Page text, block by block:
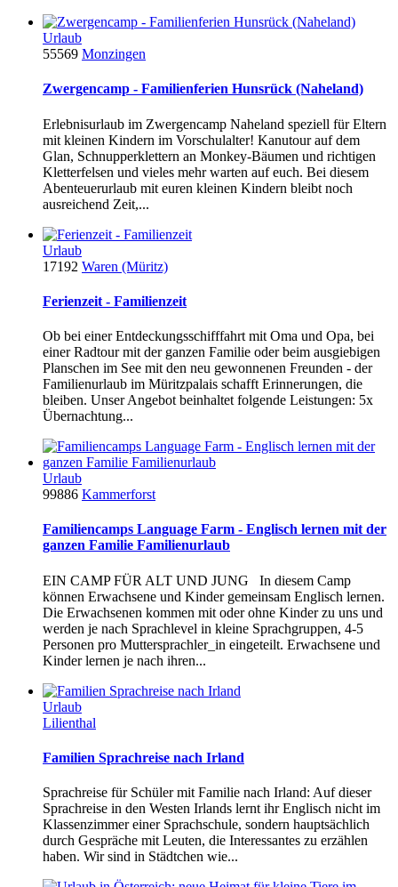
Urlaub
55569 Monzingen
Zwergencamp - Familienferien Hunsrück (Naheland)
Erlebnisurlaub im Zwergencamp Naheland speziell für Eltern
mit kleinen Kindern im Vorschulalter! Kanutour auf dem
Glan, Schnupperklettern an Monkey-Bäumen und richtigen
Kletterfelsen und vieles mehr warten auf euch. Bei diesem
Abenteuerurlaub mit euren kleinen Kindern bleibt noch
ausreichend Zeit,...
Urlaub
17192 Waren (Müritz)
Ferienzeit - Familienzeit
Ob bei einer Entdeckungsschifffahrt mit Oma und Opa, bei
einer Radtour mit der ganzen Familie oder beim ausgiebigen
Planschen im See mit den neu gewonnenen Freunden - der
Familienurlaub im Müritzpalais schafft Erinnerungen, die
bleiben. Unser Angebot beinhaltet folgende Leistungen: 5x
Übernachtung...
Urlaub
99886 Kammerforst
Familiencamps Language Farm - Englisch lernen mit der
ganzen Familie Familienurlaub
EIN CAMP FÜR ALT UND JUNG In diesem Camp
können Erwachsene und Kinder gemeinsam Englisch lernen.
Die Erwachsenen kommen mit oder ohne Kinder zu uns und
werden je nach Sprachlevel in kleine Sprachgruppen, 4-5
Personen pro Muttersprachler_in eingeteilt. Erwachsene und
Kinder lernen je nach ihren...
Urlaub
Lilienthal
Familien Sprachreise nach Irland
Sprachreise für Schüler mit Familie nach Irland: Auf dieser
Sprachreise in den Westen Irlands lernt ihr Englisch nicht im
Klassenzimmer einer Sprachschule, sondern hauptsächlich
durch Gespräche mit Leuten, die Interessantes zu erzählen
haben. Wir sind in Städtchen wie...